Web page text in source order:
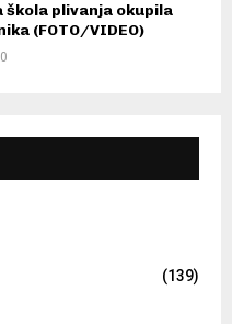
škola plivanja okupila
(FOTO/VIDEO)
0
(139)